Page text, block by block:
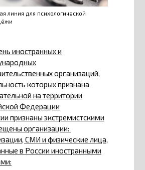
линия для психологической
иностранных и
организаций,
которых признана
на территории
Федерации
признаны экстремистскими
организации:
СМИ и физические лица,
в России иностранными